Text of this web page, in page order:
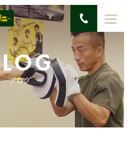
ブログ